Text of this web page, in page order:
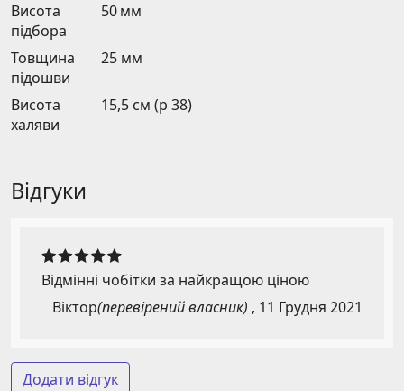
Висота
підбора
50 мм
Товщина
підошви
25 мм
Висота
халяви
15,5 см (р 38)
Відгуки
Відмінні чобітки за найкращою ціною
Віктор(перевірений власник) , 11 Грудня 2021
Додати відгук